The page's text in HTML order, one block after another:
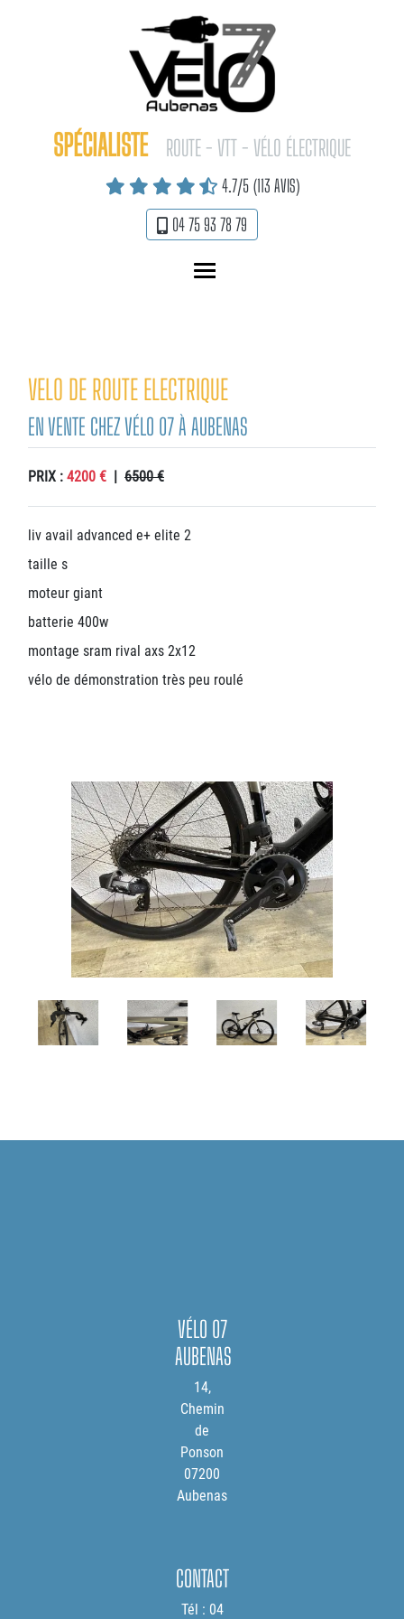
SPÉCIALISTE ROUTE - VTT - VÉLO ÉLECTRIQUE
4.7/5 (113 AVIS)
04 75 93 78 79
VELO DE ROUTE ELECTRIQUE
EN VENTE CHEZ VÉLO 07 À AUBENAS
PRIX : 4200 € | 6500 €
liv avail advanced e+ elite 2
taille s
moteur giant
batterie 400w
montage sram rival axs 2x12
vélo de démonstration très peu roulé
VÉLO 07
AUBENAS
14,
Chemin
de
Ponson
07200
Aubenas
CONTACT
Tél : 04